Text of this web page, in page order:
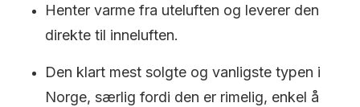
Henter varme fra uteluften og leverer den
direkte til inneluften.
Den klart mest solgte og vanligste typen i
Norge, særlig fordi den er rimelig, enkel å